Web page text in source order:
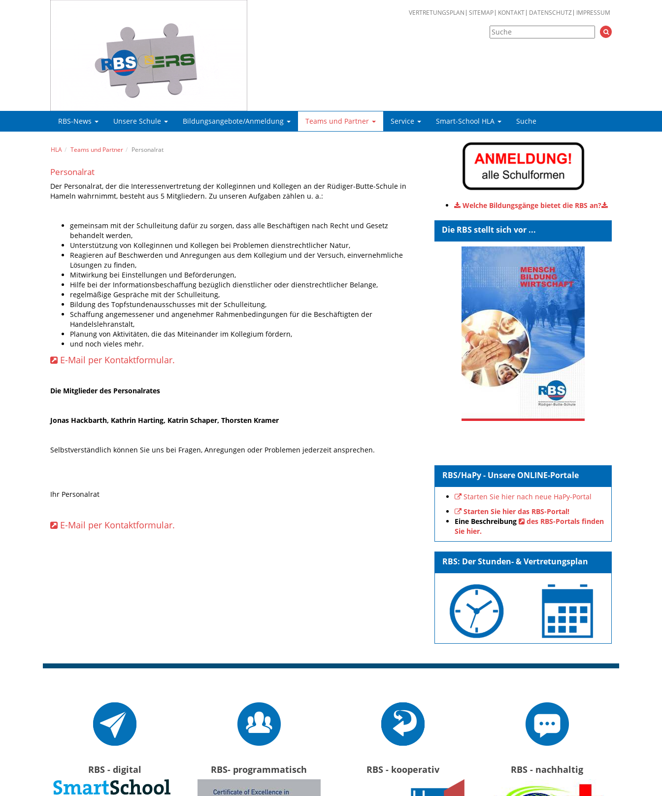
VERTRETUNGSPLAN SITEMAP KONTAKT DATENSCHUTZ IMPRESSUM
RBS-News Unsere Schule Bildungsangebote/Anmeldung Teams und Partner Service Smart-School HLA Suche
Welche Bildungsgänge bietet die RBS an?
Die RBS stellt sich vor ...
RBS/HaPy - Unsere ONLINE-Portale
Starten Sie hier nach neue HaPy-Portal
Starten Sie hier das RBS-Portal!
Eine Beschreibung
des RBS-Portals finden
Sie hier.
RBS: Der Stunden- & Vertretungsplan
HLA Teams und Partner Personalrat
Personalrat
Der Personalrat, der die Interessenvertretung der Kolleginnen und Kollegen an der Rüdiger-Butte-Schule in
Hameln wahrnimmt, besteht aus 5 Mitgliedern. Zu unseren Aufgaben zählen u. a.:
gemeinsam mit der Schulleitung dafür zu sorgen, dass alle Beschäftigen nach Recht und Gesetz
behandelt werden,
Unterstützung von Kolleginnen und Kollegen bei Problemen dienstrechtlicher Natur,
Reagieren auf Beschwerden und Anregungen aus dem Kollegium und der Versuch, einvernehmliche
Lösungen zu finden,
Mitwirkung bei Einstellungen und Beförderungen,
Hilfe bei der Informationsbeschaffung bezüglich dienstlicher oder dienstrechtlicher Belange,
regelmäßige Gespräche mit der Schulleitung,
Bildung des Topfstundenausschusses mit der Schulleitung,
Schaffung angemessener und angenehmer Rahmenbedingungen für die Beschäftigten der
Handelslehranstalt,
Planung von Aktivitäten, die das Miteinander im Kollegium fördern,
und noch vieles mehr.
E-Mail per Kontaktformular.
Die Mitglieder des Personalrates
Jonas Hackbarth, Kathrin Harting, Katrin Schaper, Thorsten Kramer
Selbstverständlich können Sie uns bei Fragen, Anregungen oder Problemen jederzeit ansprechen.
Ihr Personalrat
E-Mail per Kontaktformular.
RBS - digital RBS- programmatisch RBS - kooperativ RBS - nachhaltig